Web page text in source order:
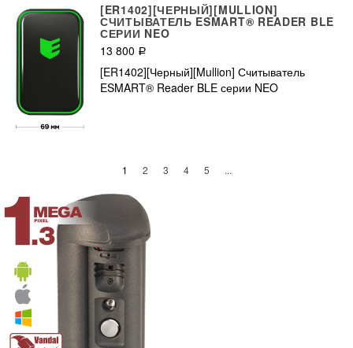
[ER1402][ЧЕРНЫЙ][MULLION]
СЧИТЫВАТЕЛЬ ESMART® READER BLE
СЕРИИ NEO
13 800 Р
[ER1402][Черный][Mullion] Считыватель
ESMART® Reader BLE серии NEO
1 (current)
2 3 4 5 ...